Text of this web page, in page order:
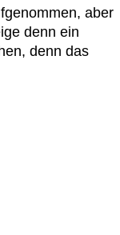
aber
denn ein
denn das